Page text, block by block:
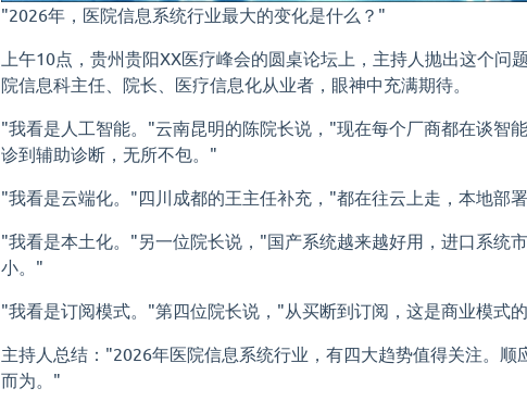
"2026年，医院信息系统行业最大的变化是什么？"
上午10点，贵州贵阳XX医疗峰会的圆桌论坛上，主持人抛出这个问
院信息科主任、院长、医疗信息化从业者，眼神中充满期待。
"我看是人工智能。"云南昆明的陈院长说，"现在每个厂商都在谈智
诊到辅助诊断，无所不包。"
"我看是云端化。"四川成都的王主任补充，"都在往云上走，本地部
"我看是本土化。"另一位院长说，"国产系统越来越好用，进口系统
小。"
"我看是订阅模式。"第四位院长说，"从买断到订阅，这是商业模式
主持人总结："2026年医院信息系统行业，有四大趋势值得关注。顺
而为。"